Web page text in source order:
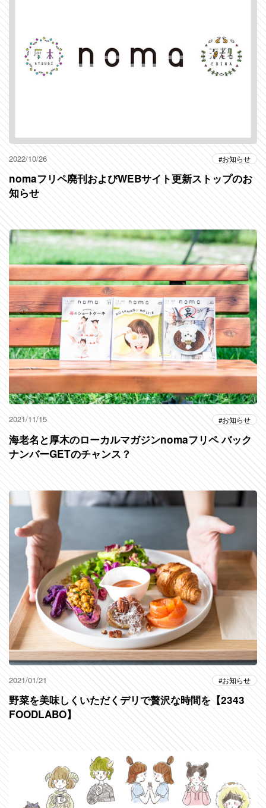
2022/10/26 お知らせ
nomaフリペ廃刊およびWEBサイト更新ストップのお
知らせ
2021/11/15 お知らせ
海老名と厚木のローカルマガジンnomaフリペ バック
ナンバーGETのチャンス？
2021/01/21 お知らせ
野菜を美味しくいただくデリで贅沢な時間を【2343
FOODLABO】